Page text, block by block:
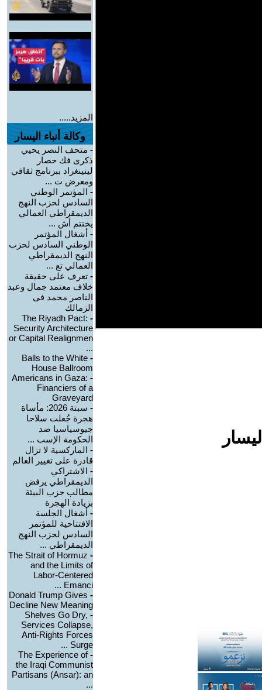
المزيد.....
وكالة أنباء اليسار
- متحف النصر يحيي
ذكرى فك حصار
لينينغراد ببرنامج ثقافي
ومعرض ت ...
- المؤتمر الوطني
السادس لحزب النهج
الديمقراطي العمالي
يختتم أش ...
- أشغال المؤتمر
الوطني السادس لحزب
النهج الديمقراطي
العمالي تع ...
- تعرف على حقيقة
خلاف معتمد جمال وعبد
الناصر محمد فى
الزمالك
-
The Riyadh Pact:
Security Architecture
or Capital Realignmen
...
-
Balls to the White
House Ballroom
-
Americans in Gaza:
Financiers of a
Graveyard
-
سبتة 2026: مأساة
هجرة جُعلت سلاحا
جيوسياسيا ضد
الحكومة الإسب ...
- الماركسية لا تزال
قادرة على تغيير العالم
- الاشتراكي
الديمقراطي يرفض
مطالب حزب البيئة
بزيادة الهجرة
- أشغال الجلسة
الافتتاحية للمؤتمر
السادس لحزب النهج
الديمقراطي ...
-
The Strait of Hormuz
and the Limits of
Labor-Centered
Emanci ...
-
Donald Trump Gives
Decline New Meaning
-
Shelves Go Dry,
Services Collapse,
Anti-Rights Forces
Surge ...
-
The Experience of
the Iraqi Communist
Partisans (Ansar): an
...